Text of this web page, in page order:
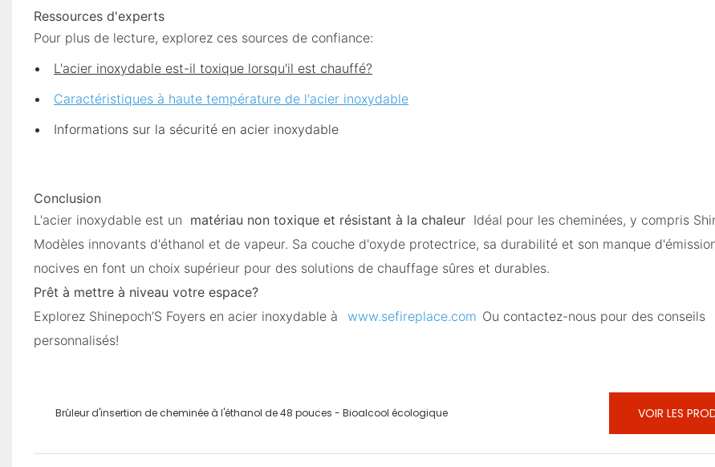
Ressources d'experts
Pour plus de lecture, explorez ces sources de confiance:
L'acier inoxydable est-il toxique lorsqu'il est chauffé?
Caractéristiques à haute température de l'acier inoxydable
Informations sur la sécurité en acier inoxydable
Conclusion
L'acier inoxydable est un matériau non toxique et résistant à la chaleur Idéal pour les cheminées, y compris
Modèles innovants d'éthanol et de vapeur. Sa couche d'oxyde protectrice, sa durabilité et son manque
nocives en font un choix supérieur pour des solutions de chauffage sûres et durables.
Prêt à mettre à niveau votre espace?
Explorez Shinepoch’S Foyers en acier inoxydable à
www.sefireplace.com Ou contactez-nous pour des conseils
personnalisés!
Brûleur d'insertion de cheminée à l'éthanol de 48 pouces - Bioalcool écologique VOIR LES